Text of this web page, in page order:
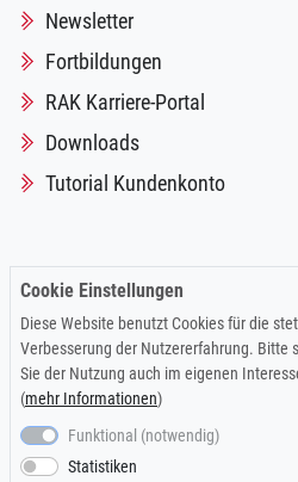
Newsletter
Fortbildungen
RAK Karriere-Portal
Downloads
Tutorial Kundenkonto
Impressum |Datenschutzerklärung
Cookie Einstellungen
Diese Website benutzt Cookies für die
Verbesserung der Nutzererfahrung. Bitte
Sie der Nutzung auch im eigenen
(mehr Informationen)
Funktional (notwendig)
Statistiken